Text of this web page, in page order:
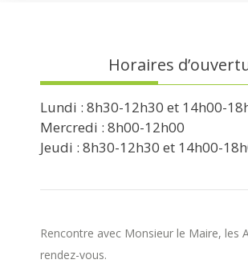
Horaires
Lundi : 8h30-12h30 et 14h00-
Mercredi : 8h00-12h00
Jeudi : 8h30-12h30 et 14h00-
Rencontre avec Monsieur le Maire, les
rendez-vous.